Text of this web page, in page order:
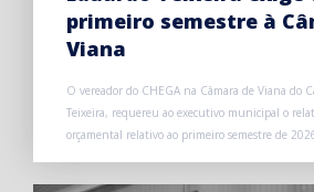
primeiro semestre à
Viana
O vereador do CHEGA na Câmara de Viana do
Teixeira, requereu ao executivo municipal o
orçamental relativo ao primeiro semestre de